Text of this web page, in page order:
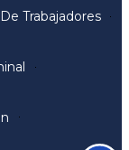
Trabajadores